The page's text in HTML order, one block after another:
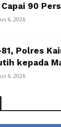
90
6, 2026
Polres
kepada
6, 2026